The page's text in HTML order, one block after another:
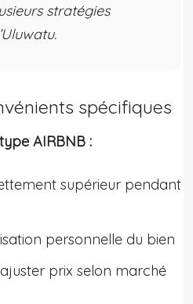
stratégies
spécifiques
AIRBNB :
supérieur pendant
personnelle du bien
prix selon marché